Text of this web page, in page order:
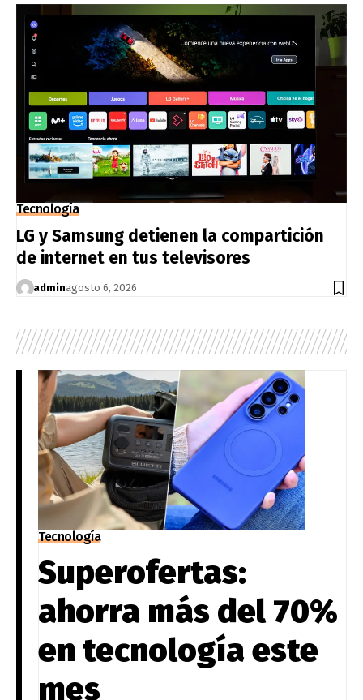
Tecnología
LG y Samsung detienen la compartición
de internet en tus televisores
adminagosto 6, 2026
Tecnología
Superofertas:
ahorra más del 70%
en tecnología este
mes